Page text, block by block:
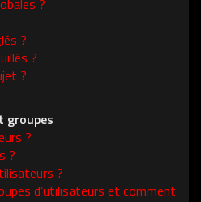
?
?
?
?
groupes
?
?
?
d’utilisateurs et comment